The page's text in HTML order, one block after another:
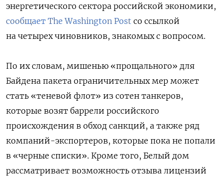
энергетического сектора российской экономики,
сообщает The Washington Post со ссылкой
на четырех чиновников, знакомых с вопросом.
По их словам, мишенью «прощального» для
Байдена пакета ограничительных мер может
стать «теневой флот» из сотен танкеров,
которые возят баррели российского
происхождения в обход санкций, а также ряд
компаний-экспортеров, которые пока не попали
в «черные списки». Кроме того, Белый дом
рассматривает возможность отзыва лицензий